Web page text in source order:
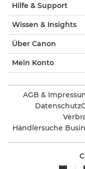
Hilfe & Support
Wissen & Insights
Über Canon
Mein Konto
AGB &
Datenschutz
Händlersuche